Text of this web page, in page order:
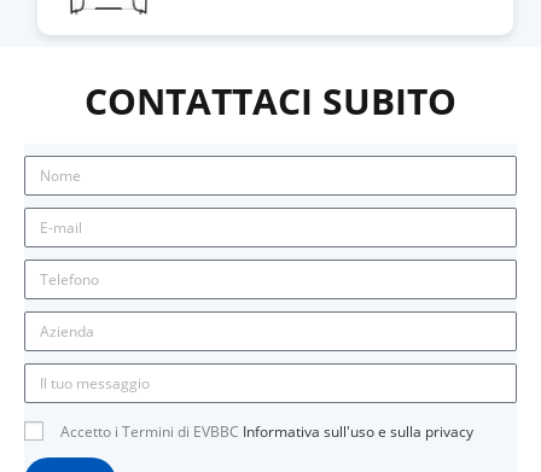
CONTATTACI SUBITO
Accetto i Termini di EVBBC Informativa sull'uso e sulla privacy